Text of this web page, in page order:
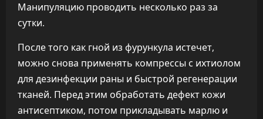
Манипуляцию проводить несколько раз за
сутки.
После того как гной из фурункула истечет,
можно снова применять компрессы с ихтиолом
для дезинфекции раны и быстрой регенерации
тканей. Перед этим обработать дефект кожи
антисептиком, потом прикладывать марлю и